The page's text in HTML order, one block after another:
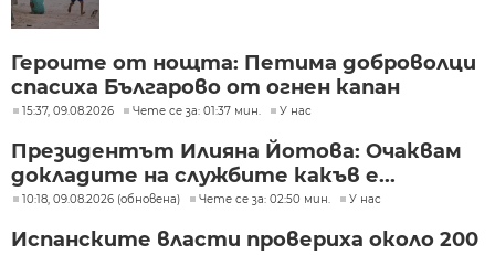
Героите от нощта: Петима доброволци
спасиха Българово от огнен капан
15:37, 09.08.2026 Чете се за: 01:37 мин. У нас
Президентът Илияна Йотова: Очаквам
докладите на службите какъв е...
10:18, 09.08.2026 (обновена) Чете се за: 02:50 мин. У нас
Испанските власти провериха около 200